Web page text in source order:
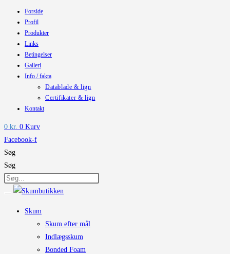
Forside
Profil
Produkter
Links
Betingelser
Galleri
Info / fakta
Datablade & lign
Certifikater & lign
Kontakt
0 kr. 0 Kurv
Facebook-f
Søg
Søg
Skum
Skum efter mål
Indlægsskum
Bonded Foam